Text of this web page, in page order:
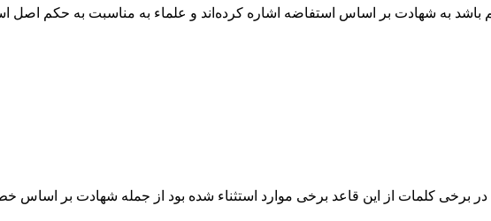
بر اساس علم باشد به شهادت بر اساس استفاضه اشاره کرده‌اند و علماء به مناسبت به حکم
می‌شود. در برخی کلمات از این قاعد برخی موارد استثناء شده بود از جمله شهادت بر